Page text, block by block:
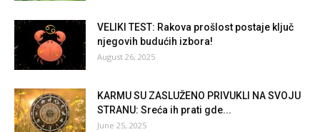
VELIKI TEST: Rakova prošlost postaje ključ
njegovih budućih izbora!
August 26, 2025
KARMU SU ZASLUŽENO PRIVUKLI NA SVOJU
STRANU: Sreća ih prati gde...
June 25, 2025